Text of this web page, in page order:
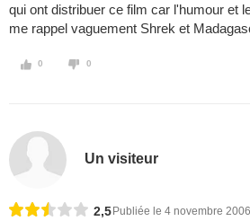
qui ont distribuer ce film car l'humour et
me rappel vaguement Shrek et
0 0
Un visiteur
2,5 Publiée le 4 novembre 2006